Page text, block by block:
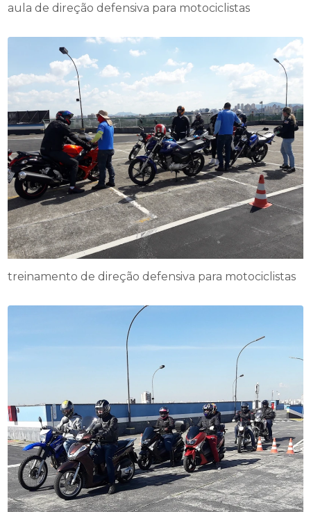
aula de direção defensiva para motociclistas
treinamento de direção defensiva para motociclistas